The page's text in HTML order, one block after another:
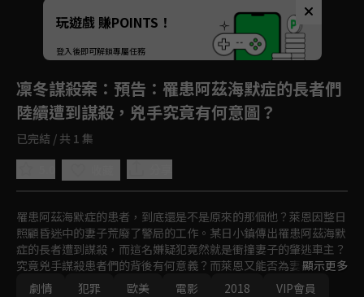
Unmute
玩遊戲 賺POINTS！
登入後即可解鎖專屬任務
凜冬謀殺案 ：預告：罹患阿茲海默症的長者們
陸續遭到謀殺，兇手究竟有何意圖？
已完結 / 共 1 集
罹患阿茲海默症的患者，到底還是不是原來的那個他？萊恩因整日
照顧昏迷中的妻子荒廢了警局的工作。某日小鎮傳出罹患阿茲海默
症的長者遭到謀殺，而這名嫌疑犯竟然就是衝撞妻子的肇逃車主？
究竟兇手謀殺患者們的背後有何意義？而萊恩又能否為妻子討回公
道？
顯示更多
劇情
犯罪 歐美 電影 2018 VIP會員